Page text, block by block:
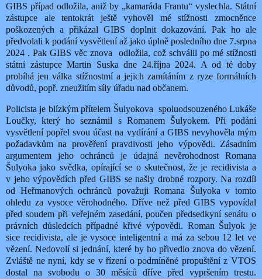
GIBS případ odložila, aniž by „kamaráda Frantu“ vyslechla. Státní
zástupce ale tentokrát ještě vyhověl mé stížnosti zmocněnce
poškozených a přikázal GIBS doplnit dokazování. Pak ho ale
předvolali k podání vysvětlení až jako úplně posledního dne 7.srpna
2024 . Pak GIBS věc znova
odložila, což schválil po mé stížnosti
státní zástupce Martin Suska dne 24.října 2024. A od té doby
probíhá jen válka stížnostmí a jejich zamítáním z ryze formálních
důvodů, popř. zneužitím síly úřadu nad občanem.
Policista je blízkým přítelem Šulyokova spoluodsouzeného Lukáše
Loučky, který ho seznámil s Romanem Šulyokem. Při podání
vysvětlení popřel svou účast na vydírání a GIBS nevyhověla mým
požadavkům na prověření pravdivosti jeho výpovědi. Zásadním
argumentem jeho ochránců je údajná nevěrohodnost Romana
Šulyoka jako svědka, opírající se o skutečnost, že je recidivista a
v jeho výpovědích před GIBS se našly drobné rozpory. Na rozdíl
od Heřmanových ochránců považuji Romana Šulyoka v tomto
ohledu za vysoce věrohodného. Dříve než před GIBS vypovídal
před soudem při veřejném zasedání, poučen předsedkyní senátu o
právních důsledcích případné křivé výpovědi. Roman Šulyok je
sice recidivista, ale je vysoce inteligentní a má za sebou 12 let ve
vězení. Nedovolí si jednání, které by ho přivedlo znova do vězení.
Zvláště ne nyní, kdy se v řízení o podmíněné propuštění z VTOS
dostal na svobodu o 30 měsíců dříve před vypršením trestu.